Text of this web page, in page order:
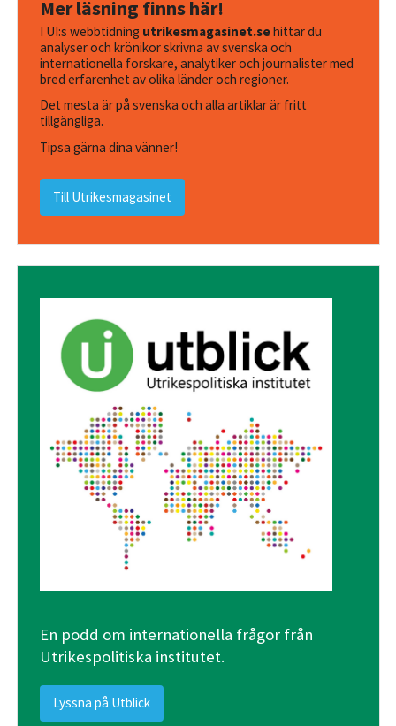
Mer läsning finns här!
I UI:s webbtidning utrikesmagasinet.sehittar du
analyser och krönikor skrivna av svenska och
internationella forskare, analytiker och journalister med
bred erfarenhet av olika länder och regioner.
Det mesta är på svenska och alla artiklar är fritt
tillgängliga.
Tipsa gärna dina vänner!
Till Utrikesmagasinet
En podd om internationella frågor från
Utrikespolitiska institutet.
Lyssna på Utblick